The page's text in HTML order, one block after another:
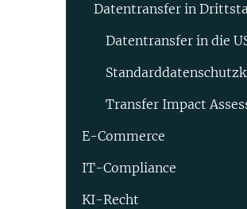
Datentransfer in
Datentransfer in die
Transfer Impact
E-Commerce
IT-Compliance
KI-Recht